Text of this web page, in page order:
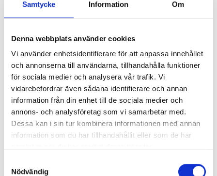
Samtycke Information Om
Denna webbplats använder cookies
Vi använder enhetsidentifierare för att anpassa innehållet
och annonserna till användarna, tillhandahålla funktioner
för sociala medier och analysera vår trafik. Vi
vidarebefordrar även sådana identifierare och annan
information från din enhet till de sociala medier och
annons- och analysföretag som vi samarbetar med.
Dessa kan i sin tur kombinera informationen med annan
information som du har tillhandahållit eller som de har
Nödvändig